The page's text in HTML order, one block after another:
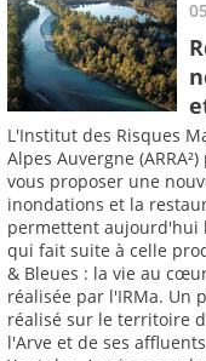
L'Institut des Risques
Alpes Auvergne
vous proposer une
inondations et la
permettent aujourd'hui
qui fait suite à celle
& Bleues : la vie au
réalisée par l'IRMa. Un
réalisé sur le territoire
l'Arve et de ses